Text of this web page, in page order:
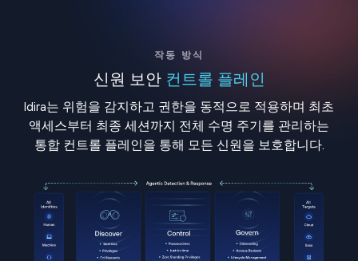
작동 방식
신원 보안 컨트롤 플레인
Idira는 위험을 감지하고 권한을 동적으로 적용하며 최초
액세스부터 최종 세션까지 전체 수명 주기를 관리하는
통합 컨트롤 플레인을 통해 모든 신원을 보호합니다.